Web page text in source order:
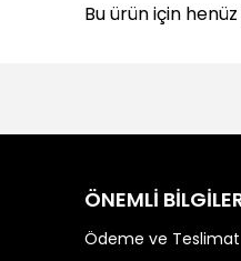
Bu ürün için
ÖNEMLİ
Ödeme ve Teslimat